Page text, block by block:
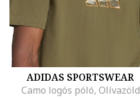
ADIDAS SPORTSWEAR
Camo logós póló, Olívazöld